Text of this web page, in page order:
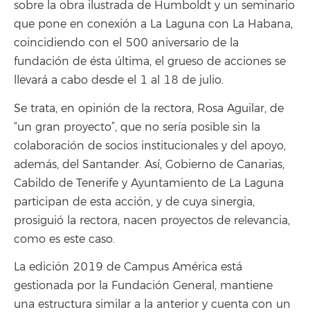
sobre la obra ilustrada de Humboldt y un seminario
que pone en conexión a La Laguna con La Habana,
coincidiendo con el 500 aniversario de la
fundación de ésta última, el grueso de acciones se
llevará a cabo desde el 1 al 18 de julio.
Se trata, en opinión de la rectora, Rosa Aguilar, de
“un gran proyecto”, que no sería posible sin la
colaboración de socios institucionales y del apoyo,
además, del Santander. Así, Gobierno de Canarias,
Cabildo de Tenerife y Ayuntamiento de La Laguna
participan de esta acción, y de cuya sinergia,
prosiguió la rectora, nacen proyectos de relevancia,
como es este caso.
La edición 2019 de Campus América está
gestionada por la Fundación General, mantiene
una estructura similar a la anterior y cuenta con un